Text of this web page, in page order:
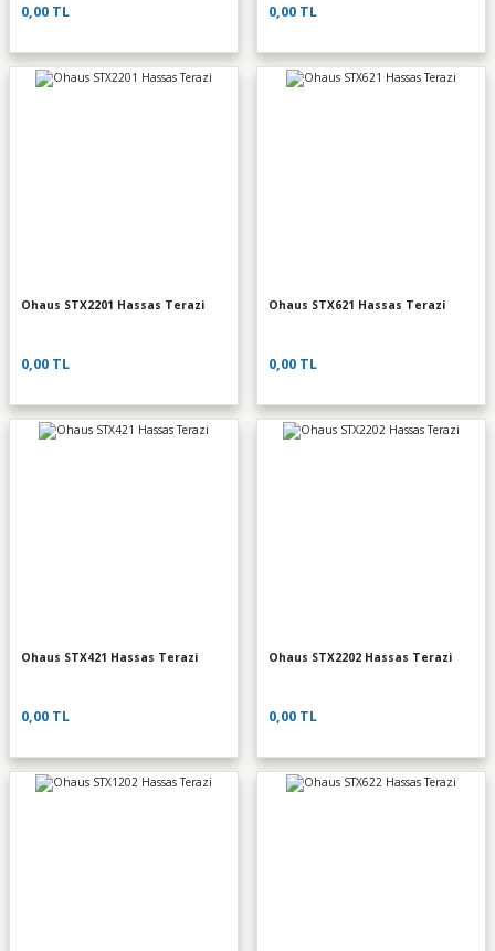
0,00 TL 0,00 TL
Ohaus STX2201 Hassas Terazi
0,00 TL
Ohaus STX621 Hassas Terazi
0,00 TL
Ohaus STX421 Hassas Terazi
0,00 TL
Ohaus STX2202 Hassas Terazi
0,00 TL